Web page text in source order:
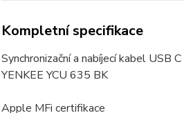
Kompletní specifikace
Synchronizační a nabíjecí kabel USB
YENKEE YCU 635 BK
Apple MFi certifikace